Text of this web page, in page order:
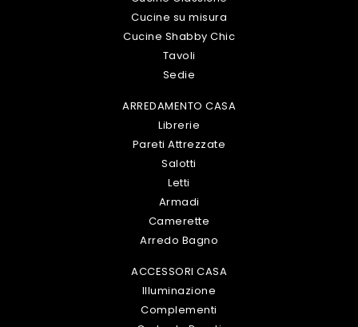
Cucine su misura
Cucine Shabby Chic
Tavoli
Sedie
ARREDAMENTO CASA
Librerie
Pareti Attrezzate
Salotti
Letti
Armadi
Camerette
Arredo Bagno
ACCESSORI CASA
Illuminazione
Complementi